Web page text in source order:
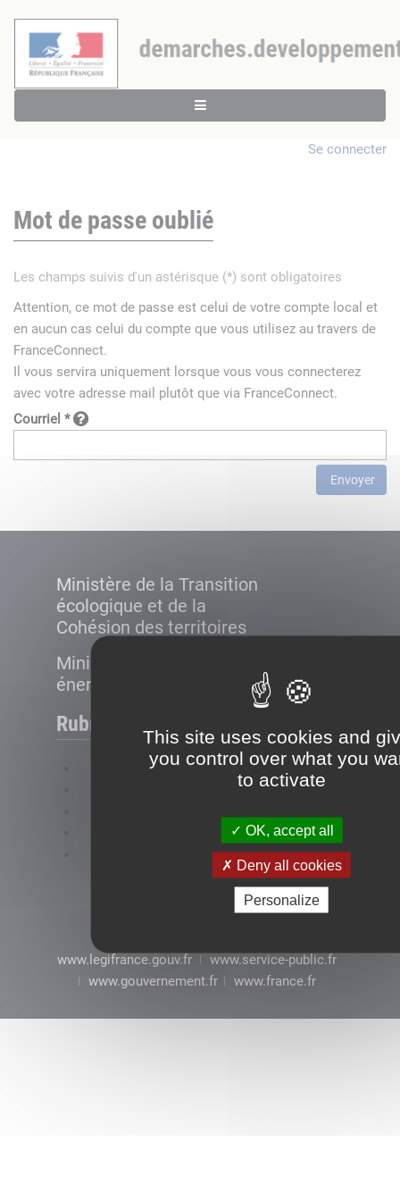
This site uses cookies and
you control over what you
to activate
OK, accept all
Deny all cookies
Personalize
Se connecter
Mot de passe oublié
Les champs suivis d'un astérisque (*) sont obligatoires
Attention, ce mot de passe est celui de votre compte local et
en aucun cas celui du compte que vous utilisez au travers de
FranceConnect.
Il vous servira uniquement lorsque vous vous connecterez
avec votre adresse mail plutôt que via FranceConnect.
Courriel *
Envoyer
Ministère de la Transition
écologique et de la
Cohésion des territoires
Ministère de la Transition
énergétique
Rubriques
www.legifrance.gouv.fr
www.service-public.fr
www.gouvernement.fr
www.france.fr